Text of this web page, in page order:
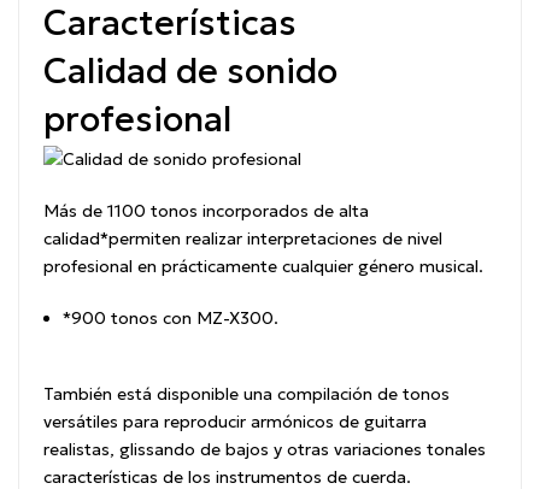
Características
Calidad de sonido
profesional
Más de 1100 tonos incorporados de alta
calidad*permiten realizar interpretaciones de nivel
profesional en prácticamente cualquier género musical.
*900 tonos con MZ-X300.
También está disponible una compilación de tonos
versátiles para reproducir armónicos de guitarra
realistas, glissando de bajos y otras variaciones tonales
características de los instrumentos de cuerda.